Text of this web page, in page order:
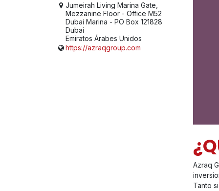
Jumeirah Living Marina Gate,
Mezzanine Floor - Office M52
Dubai Marina - PO Box 121828
Dubai
Emiratos Árabes Unidos
https://azraqgroup.com
Azraq
Tanto